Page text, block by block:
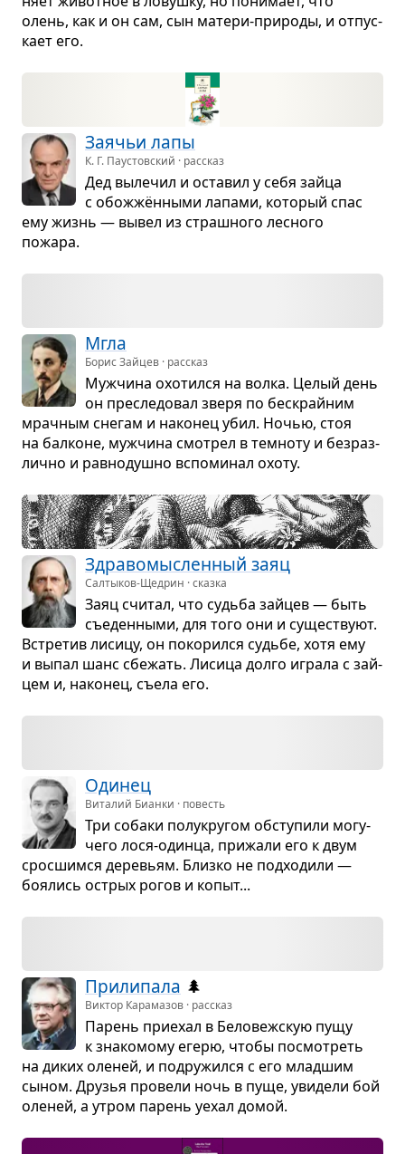
олень, как и он сам, сын матери-при­роды, и отпус­
кает его.
Заячьи лапы
К. Г. Паустовский · рассказ
Дед выле­чил и оста­вил у себя зайца
с обо­ж­жён­ными лапами, кото­рый спас
ему жизнь — вывел из страш­ного лес­ного
пожара.
Мгла
Борис Зайцев · рассказ
Муж­чина охо­тился на волка. Целый день
он пре­сле­до­вал зверя по бес­крайним
мрач­ным сне­гам и нако­нец убил. Ночью, стоя
на бал­коне, муж­чина смот­рел в тем­ноту и без­раз­
лично и рав­но­душно вспо­ми­нал охоту.
Здра­во­мыс­лен­ный заяц
Салтыков-Щедрин · сказка
Заяц счи­тал, что судьба зай­цев — быть
съе­ден­ными, для того они и суще­ствуют.
Встре­тив лисицу, он поко­рился судьбе, хотя ему
и выпал шанс сбе­жать. Лисица долго играла с зай­
цем и, нако­нец, съела его.
Оди­нец
Виталий Бианки · повесть
Три собаки полу­кру­гом обсту­пили могу­
чего лося-одинца, при­жали его к двум
срос­шимся дере­вьям. Близко не под­хо­дили —
боя­лись острых рогов и копыт...
При­ли­пала 🌲
Виктор Карамазов · рассказ
Парень при­е­хал в Бело­веж­скую пущу
к зна­ко­мому егерю, чтобы посмот­реть
на диких оле­ней, и подру­жился с его млад­шим
сыном. Дру­зья про­вели ночь в пуще, уви­дели бой
оле­ней, а утром парень уехал домой.